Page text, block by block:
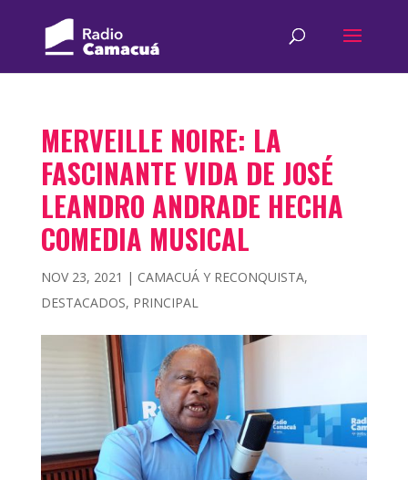
MERVEILLE NOIRE: LA
FASCINANTE VIDA DE JOSÉ
LEANDRO ANDRADE HECHA
COMEDIA MUSICAL
NOV 23, 2021 | CAMACUÁ Y RECONQUISTA,
DESTACADOS, PRINCIPAL